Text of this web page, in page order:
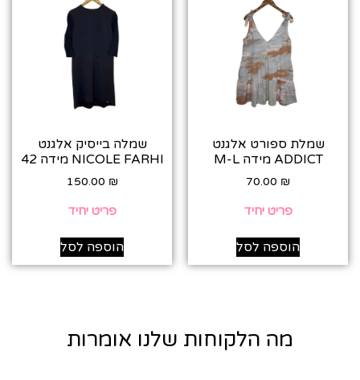
שמלת ספורט אלגנט
ADDICT מידה M-L
70.00 ₪
פריט יחיד
הוספה לסל
שמלה בייסיק אלגנט
NICOLE FARHI מידה 42
150.00 ₪
פריט יחיד
הוספה לסל
מה הלקוחות שלנו אומרות